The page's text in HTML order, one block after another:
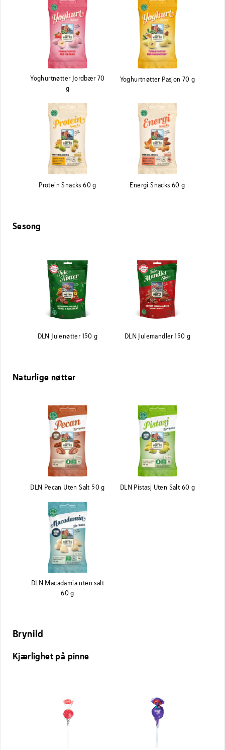
Yoghurtnøtter Jordbær 70
g
Yoghurtnøtter Pasjon 70 g
Protein Snacks 60 g Energi Snacks 60 g
Sesong
DLN Julenøtter 150 g DLN Julemandler 150 g
Naturlige nøtter
DLN Pecan Uten Salt 50 g DLN Pistasj Uten Salt 60 g
DLN Macadamia uten salt
60 g
Brynild
Kjærlighet på pinne